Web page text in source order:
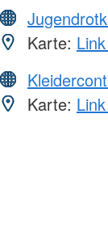
Karte:
Karte: